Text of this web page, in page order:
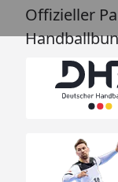
Offizieller